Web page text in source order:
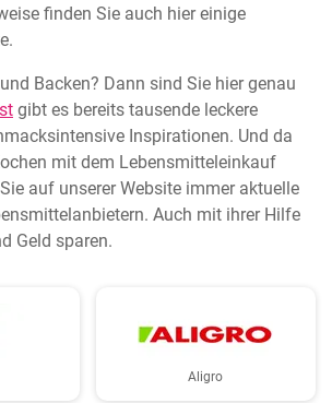
finden Sie auch hier einige
Backen? Dann sind Sie hier genau
gibt es bereits tausende leckere
Inspirationen. Und da
mit dem Lebensmitteleinkauf
auf unserer Website immer aktuelle
Auch mit ihrer Hilfe
Geld sparen.
Aligro